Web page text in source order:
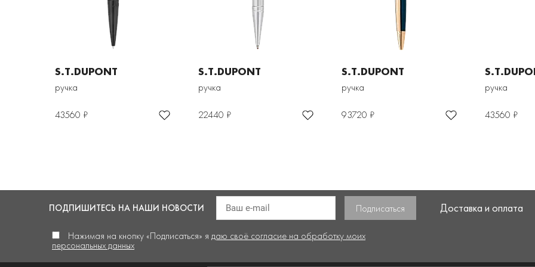
S.T.DUPONT
ручка
43560 ₽
S.T.DUPONT
ручка
22440 ₽
S.T.DUPONT
ручка
93720 ₽
ручка
43560 ₽
ПОДПИШИТЕСЬ НА НАШИ НОВОСТИ
Нажимая на кнопку «Подписаться» я даю своё согласие на обработку моих
персональных данных
Доставка и оплата